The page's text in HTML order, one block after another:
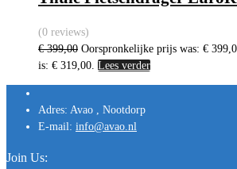
(0 reviews)
€399,00 Oorspronkelijke prijs was: €
is: € 319,00. Lees verder
Adres: Avao , Nootdorp
E-mail: info@avao.nl
Join Us: